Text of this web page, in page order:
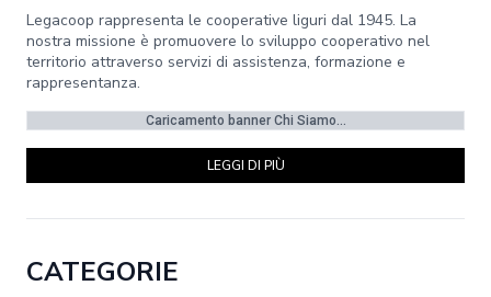
Legacoop rappresenta le cooperative liguri dal 1945. La
nostra missione è promuovere lo sviluppo cooperativo nel
territorio attraverso servizi di assistenza, formazione e
rappresentanza.
Caricamento banner Chi Siamo...
LEGGI DI PIÙ
CATEGORIE